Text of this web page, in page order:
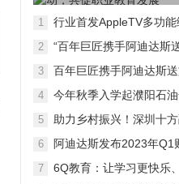
动，共促职业教育发展
1
行业首发AppleTV多功
2
“百年巨匠携手阿迪达斯
3
百年巨匠携手阿迪达斯
4
今年秋季入学起濮阳石
石化“中原铁军”打造
5
助力乡村振兴！深圳十
6
阿迪达斯发布2023年Q1
7 6Q教育：让学习更快乐